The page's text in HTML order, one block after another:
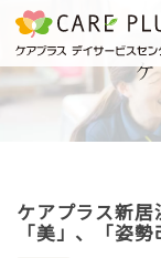
こんな方に
おすすめ
一日体験
ケアプラス新
「美」、「姿